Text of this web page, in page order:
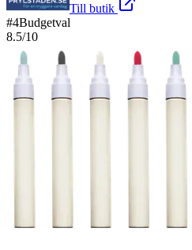
Till butik
#4Budgetval
8.5/10